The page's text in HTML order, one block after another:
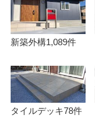
新築外構1,089件
タイルデッキ78件